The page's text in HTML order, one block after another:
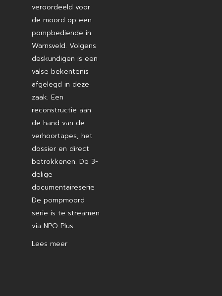
veroordeeld voor
de moord op een
pompbediende in
Warnsveld. Volgens
deskundigen is een
valse bekentenis
afgelegd in deze
zaak. Een
reconstructie aan
de hand van de
verhoortapes, het
dossier en direct
betrokkenen. De 3-
delige
documentaireserie
De pompmoord
serie is te streamen
via NPO Plus.
Lees meer